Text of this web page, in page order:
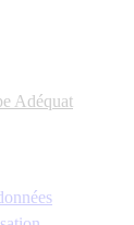
Adéquat